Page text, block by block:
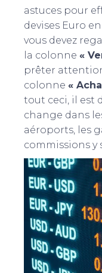
astuces pour
devises Euro
vous devez
la colonne «
prêter
colonne «
tout ceci, il est
change dans
aéroports, les
commissions y